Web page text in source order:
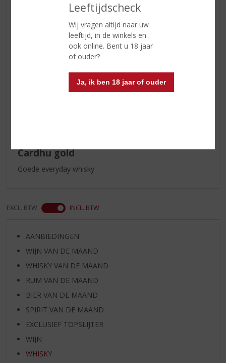
Leeftijdscheck
Wij vragen altijd naar uw
leeftijd, in de winkels en
ook online. Bent u 18 jaar
of ouder?
Ja, ik ben 18 jaar of ouder
als Hot Toddy met citroen, heet
water en kruidnagel
Reviews
Schrijf een review
Cardhu gold
Goede everyday whisky
EXCL. BTW INCL. BTW
AANBIEDINGEN
WIJN VAN DE MAAND
WHISKY VAN DE MAAND
RUM VAN DE MAAND
BIER VAN DE MAAND
SPIRIT VAN DE MAAND
EXCLUSIEF TOPSLIJTER
WIJN
WHISKY